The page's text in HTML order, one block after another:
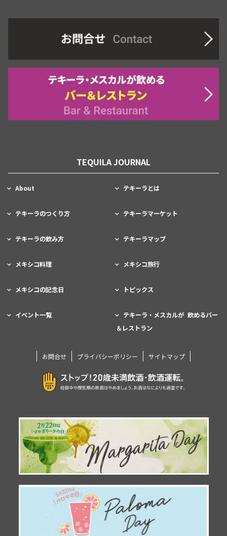
TEQUILA JOURNAL
About テキーラとは
テキーラのつくり方 テキーラマーケット
テキーラの飲み方 テキーラマップ
メキシコ料理 メキシコ旅行
メキシコの記念日 トピックス
イベント一覧
テキーラ・メスカルが 飲めるバー
＆レストラン
お問合せ プライバシーポリシー サイトマップ